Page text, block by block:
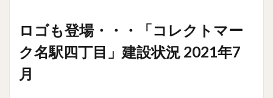
ロゴも登場・・・「コレクトマー
ク名駅四丁目」建設状況 2021年7
月